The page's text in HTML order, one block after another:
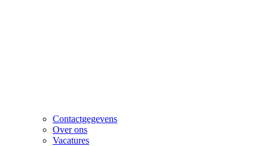
Contactgegevens
Over ons
Vacatures